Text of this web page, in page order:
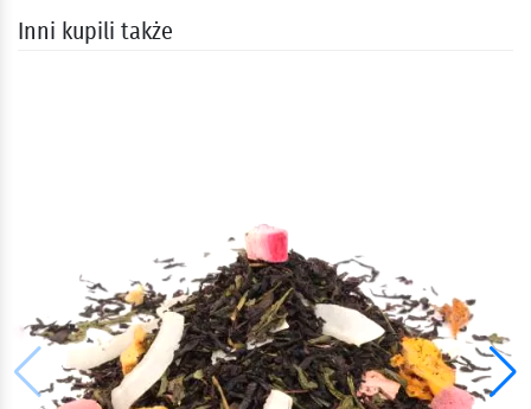
Inni kupili także